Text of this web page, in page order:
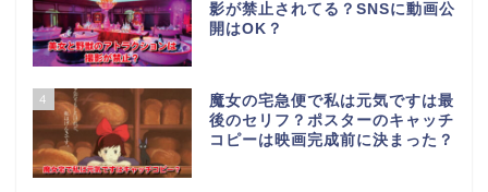
影が禁止されてる？SNSに動画公
開はOK？
4
魔女の宅急便で私は元気ですは最
後のセリフ？ポスターのキャッチ
コピーは映画完成前に決まった？